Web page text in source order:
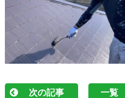
次の記事 一覧